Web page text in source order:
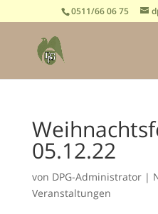
0511/66 06 75
05.12.22
von DPG-Administrator|
Veranstaltungen